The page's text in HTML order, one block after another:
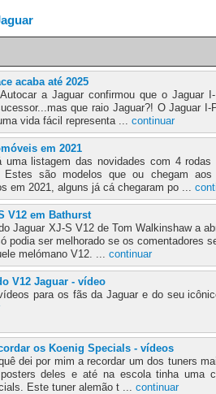
acaba até 2025
a Jaguar confirmou que o Jaguar
que raio Jaguar?! O Jaguar
vida fácil representa ... continuar
em 2021
uma listagem das novidades com 4
Estes são modelos que ou chegam
em 2021, alguns já cá chegaram po ...
V12 em Bathurst
Jaguar XJ-S V12 de Tom Walkinshaw a
podia ser melhorado se os comentadores
melómano V12. ... continuar
V12 Jaguar - vídeo
para os fãs da Jaguar e do seu
os Koenig Specials - vídeos
dei por mim a recordar um dos tuners
deles e até na escola tinha uma
Este tuner alemão t ... continuar